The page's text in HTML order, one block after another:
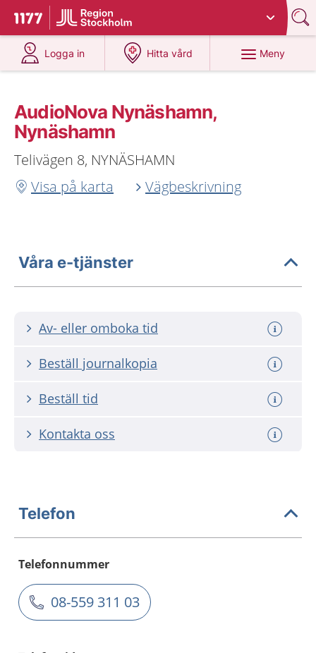
Till startsidan för 1177
Du har valt region
Logga in
på 1177.se
Hitta vård
på 1177.se
Meny
AudioNova Nynäshamn,
Nynäshamn
Telivägen 8, NYNÄSHAMN
Visa på karta
Vägbeskrivning
Våra e-tjänster
Av- eller omboka tid
Beställ journalkopia
Beställ tid
Kontakta oss
Telefon
Telefonnummer
08-559 311 03